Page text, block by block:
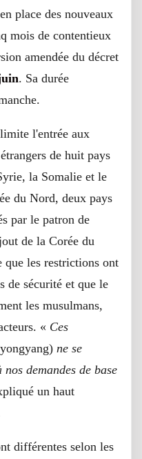
place des nouveaux
mois de contentieux
amendée du décret
. Sa durée
l'entrée aux
de huit pays
la Somalie et le
du Nord, deux pays
par le patron de
de la Corée du
que les restrictions ont
de sécurité et que le
les musulmans,
« Ces
ne se
demandes de base
un haut
différentes selon les